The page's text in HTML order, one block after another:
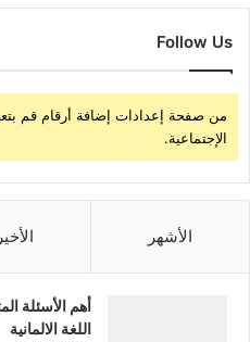
Follow Us
من صفحة إعدادات إضافة أرقام قم
الإجتماعية.
الأشهر
اللغة الالمانية